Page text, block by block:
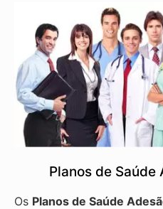
Planos de Saúde
Os Planos de Saúde